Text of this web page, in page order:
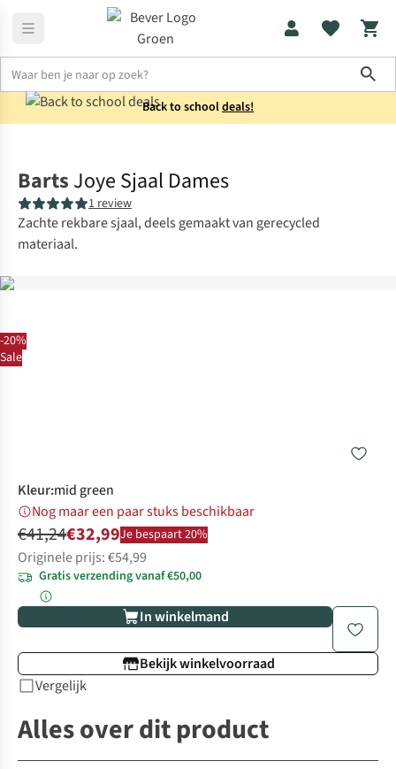
Back to schooldeals!
-20%
Sale
Barts Joye Sjaal Dames
1 review
Zachte rekbare sjaal, deels gemaakt van gerecycled
materiaal.
Kleur:mid green
Nog maar een paar stuks beschikbaar
€41,24€32,99Je bespaart 20%
Originele prijs: €54,99
Gratis verzending vanaf €50,00
In winkelmand
Bekijk winkelvoorraad
Vergelijk
Alles over dit product